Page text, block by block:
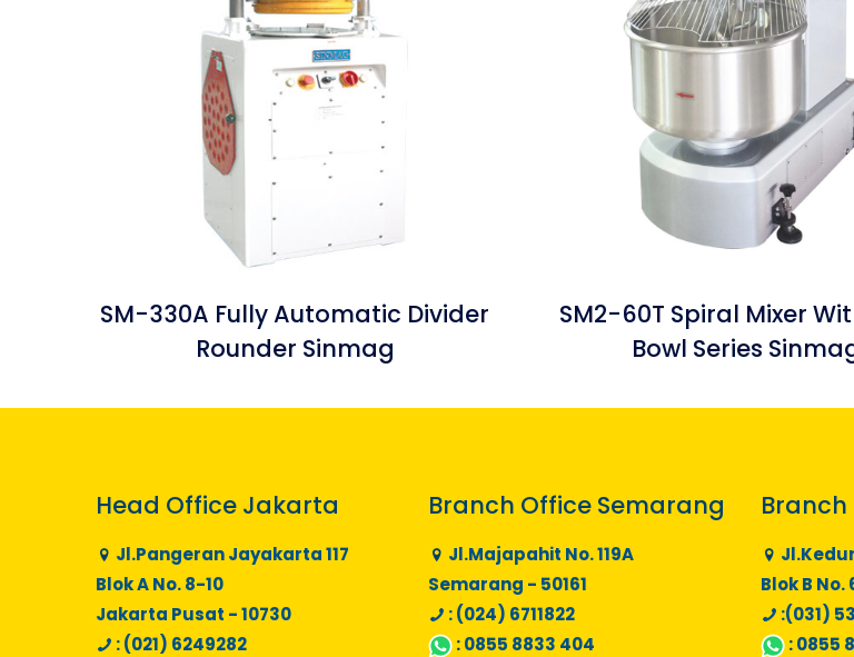
SM-330A Fully Automatic Divider
Rounder Sinmag
SM2-60T Spiral Mixer
Bowl Series
Head Office Jakarta
Jl.Pangeran Jayakarta 117
Blok A No. 8-10
Jakarta Pusat - 10730
: (021) 6249282
Branch Office Semarang
Jl.Majapahit No. 119A
Semarang - 50161
: (024) 6711822
:0855 8833 404
Blok B
:(031)
:0855